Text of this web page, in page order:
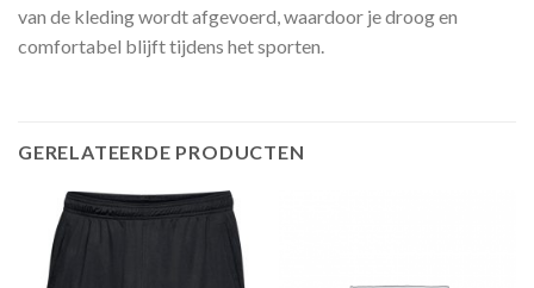
van de kleding wordt afgevoerd, waardoor je droog en
comfortabel blijft tijdens het sporten.
GERELATEERDE PRODUCTEN